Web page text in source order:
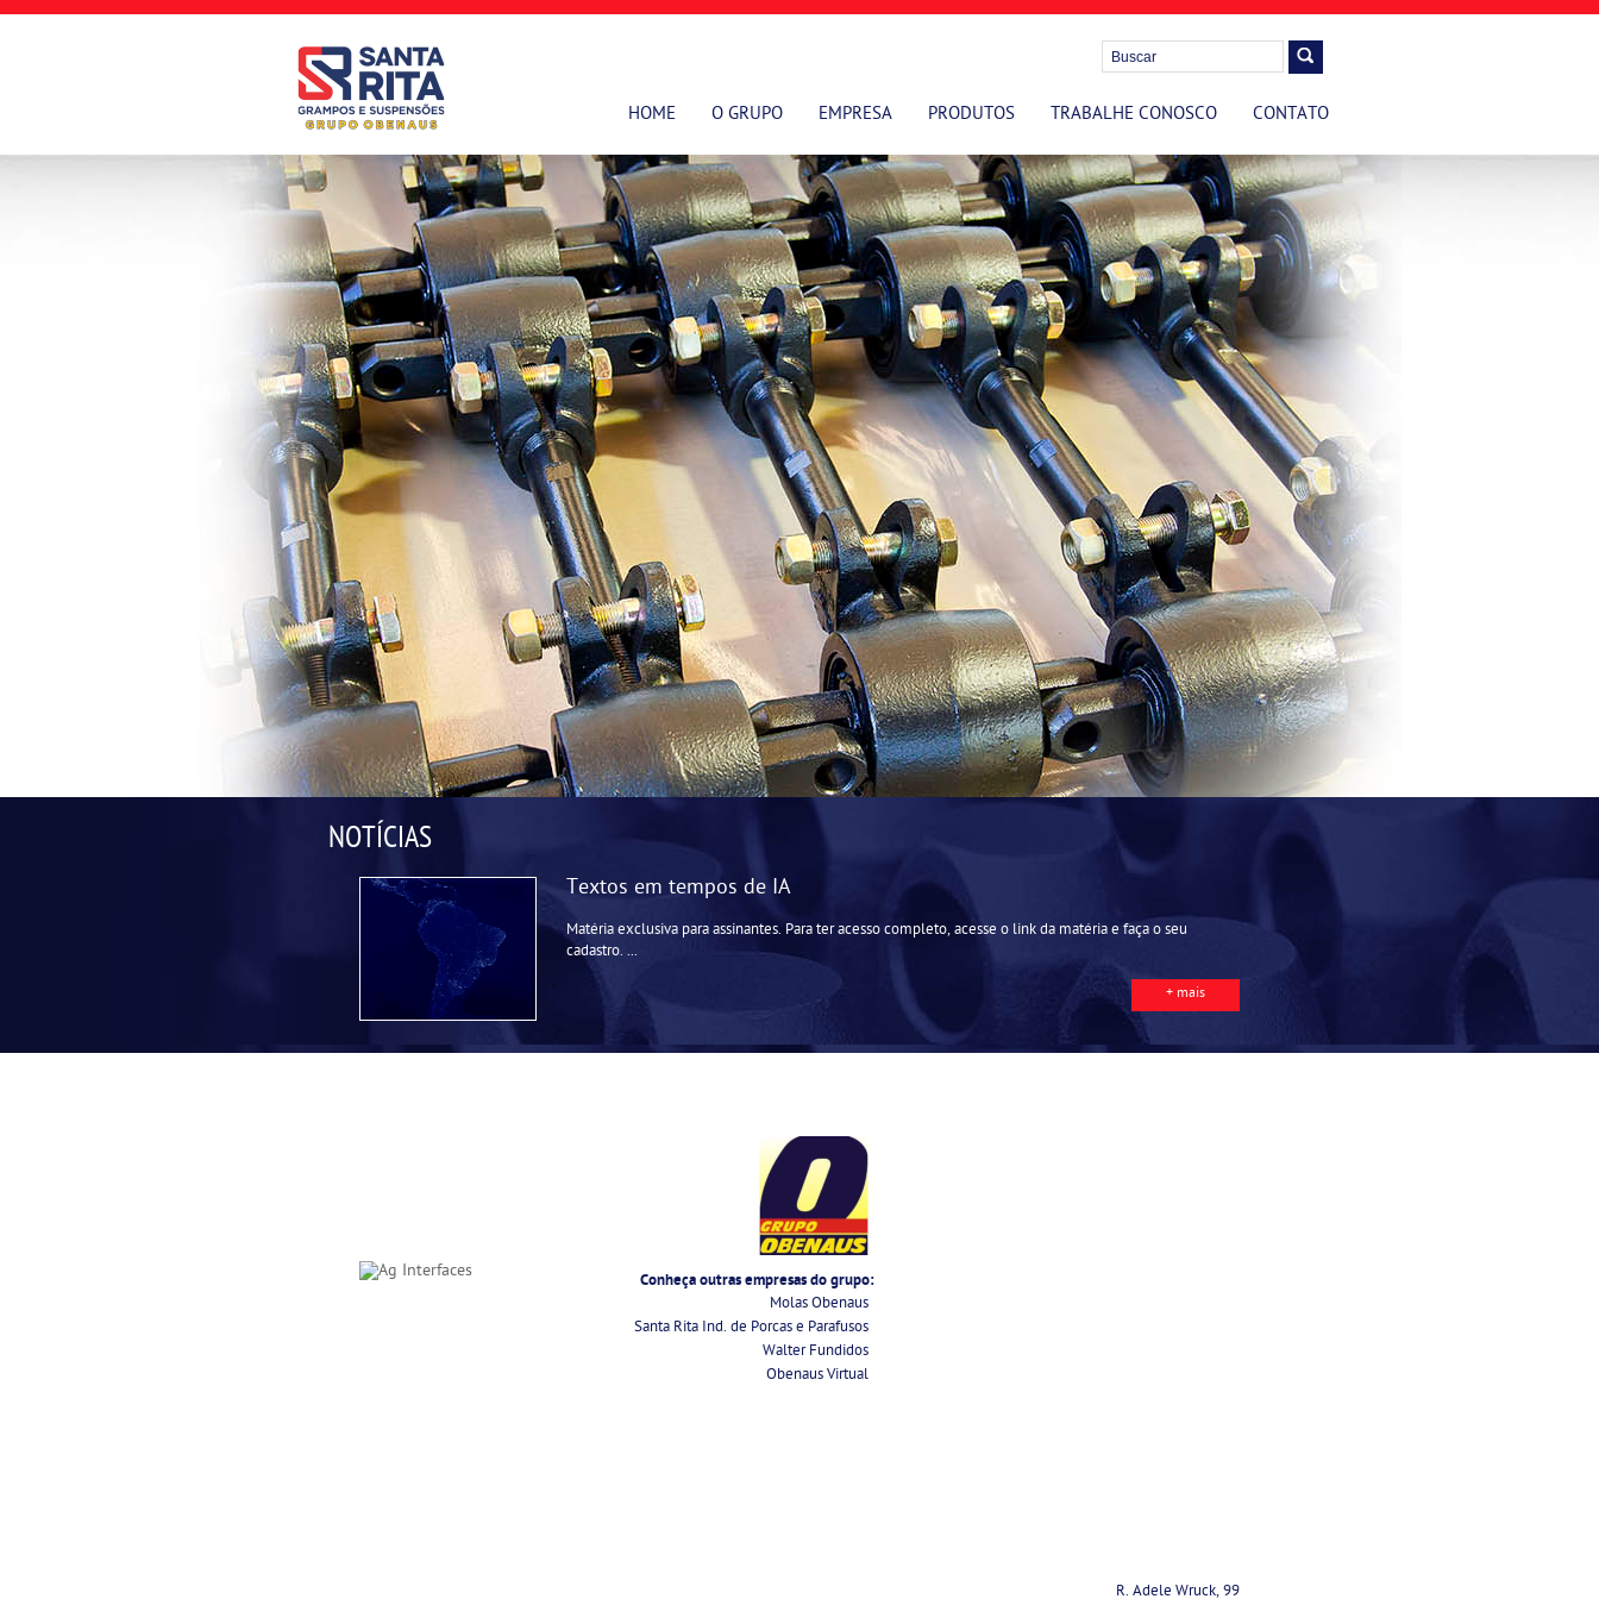
HOME O GRUPO EMPRESA PRODUTOS TRABALHE CONOSCO CONTATO
NOTÍCIAS
Textos em tempos de IA
Matéria exclusiva para assinantes. Para ter acesso completo, acesse o link da matéria e faça o seu
cadastro. ...
+ mais
Conheça outras empresas do grupo:
Molas Obenaus
Santa Rita Ind. de Porcas e Parafusos
Walter Fundidos
Obenaus Virtual
R. Adele Wruck, 99